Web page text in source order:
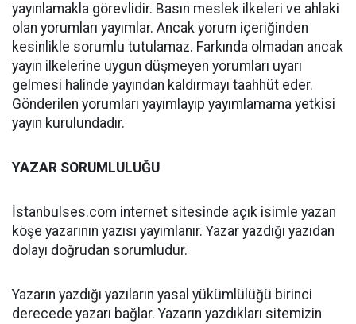
yayınlamakla görevlidir. Basın meslek ilkeleri ve ahlaki
olan yorumları yayımlar. Ancak yorum içeriğinden
kesinlikle sorumlu tutulamaz. Farkında olmadan ancak
yayın ilkelerine uygun düşmeyen yorumları uyarı
gelmesi halinde yayından kaldırmayı taahhüt eder.
Gönderilen yorumları yayımlayıp yayımlamama yetkisi
yayın kurulundadır.
YAZAR SORUMLULUĞU
İstanbulses.com internet sitesinde açık isimle yazan
köşe yazarının yazısı yayımlanır. Yazar yazdığı yazıdan
dolayı doğrudan sorumludur.
Yazarın yazdığı yazıların yasal yükümlülüğü birinci
derecede yazarı bağlar. Yazarın yazdıkları sitemizin